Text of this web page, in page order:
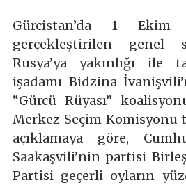
Gürcistan’da 1 Ekim
gerçekleştirilen genel
Rusya’ya yakınlığı ile
işadamı Bidzina
“Gürcü Rüyası”
Merkez Seçim Komisyonu
açıklamaya göre,
Saakaşvili’nin partisi
Partisi geçerli oyların